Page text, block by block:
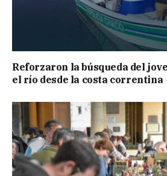
Reforzaron la búsqueda del
el río desde la costa correntina